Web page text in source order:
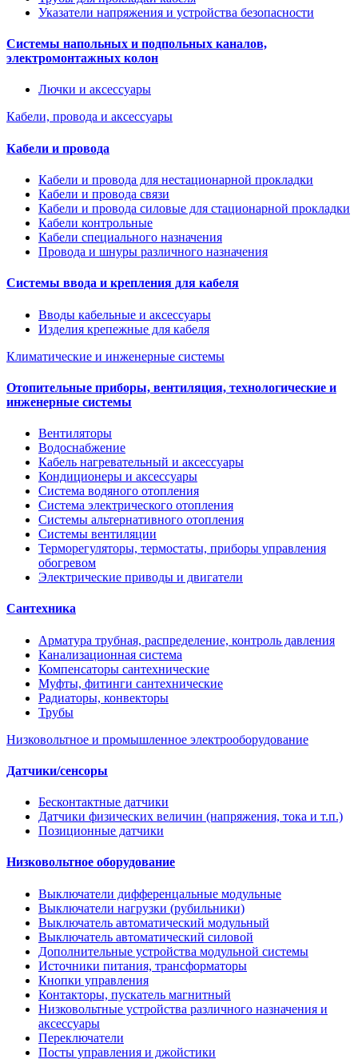
Указатели напряжения и устройства безопасности
Системы напольных и подпольных каналов,
электромонтажных колон
Лючки и аксессуары
Кабели, провода и аксессуары
Кабели и провода
Кабели и провода для нестационарной прокладки
Кабели и провода связи
Кабели и провода силовые для стационарной прокладки
Кабели контрольные
Кабели специального назначения
Провода и шнуры различного назначения
Системы ввода и крепления для кабеля
Вводы кабельные и аксессуары
Изделия крепежные для кабеля
Климатические и инженерные системы
Отопительные приборы, вентиляция, технологические и
инженерные системы
Вентиляторы
Водоснабжение
Кабель нагревательный и аксессуары
Кондиционеры и аксессуары
Система водяного отопления
Система электрического отопления
Системы альтернативного отопления
Системы вентиляции
Терморегуляторы, термостаты, приборы управления
обогревом
Электрические приводы и двигатели
Сантехника
Арматура трубная, распределение, контроль давления
Канализационная система
Компенсаторы сантехнические
Муфты, фитинги сантехнические
Радиаторы, конвекторы
Трубы
Низковольтное и промышленное электрооборудование
Датчики/сенсоры
Бесконтактные датчики
Датчики физических величин (напряжения, тока и т.п.)
Позиционные датчики
Низковольтное оборудование
Выключатели дифференцальные модульные
Выключатели нагрузки (рубильники)
Выключатель автоматический модульный
Выключатель автоматический силовой
Дополнительные устройства модульной системы
Источники питания, трансформаторы
Кнопки управления
Контакторы, пускатель магнитный
Низковольтные устройства различного назначения и
аксессуары
Переключатели
Посты управления и джойстики